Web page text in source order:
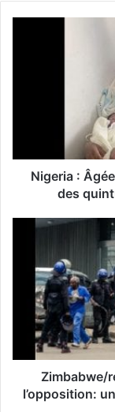
Nigeria :
des
Zimbabwe/
l’opposition: